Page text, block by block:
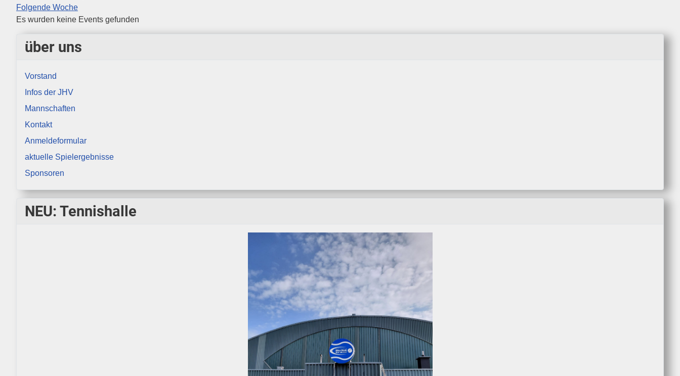
Folgende Woche
Es wurden keine Events gefunden
über uns
Vorstand
Infos der JHV
Mannschaften
Kontakt
Anmeldeformular
aktuelle Spielergebnisse
Sponsoren
NEU: Tennishalle